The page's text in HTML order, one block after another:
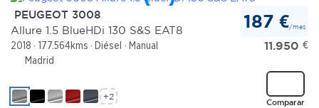
PEUGEOT 3008
Allure 1.5 BlueHDi 130 S&S EAT8
2018 177.564kms Diésel
Manual
Madrid
187 €/mes
11.950 €
Comparar
+2